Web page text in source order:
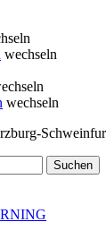
wechseln
wechseln